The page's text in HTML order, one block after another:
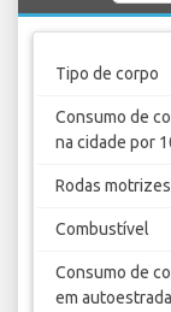
Tipo de corpo
Consumo de
na cidade por
Rodas motrizes
Combustível
Consumo de
em